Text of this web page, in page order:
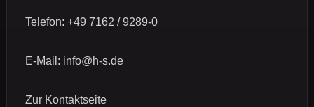
Telefon: +49 7162 / 9289-0
E-Mail: info@h-s.de
Zur Kontaktseite